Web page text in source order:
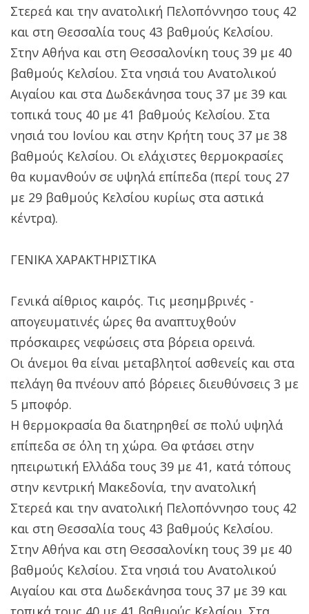
Στερεά και την ανατολική Πελοπόννησο τους 42
και στη Θεσσαλία τους 43 βαθμούς Κελσίου.
Στην Αθήνα και στη Θεσσαλονίκη τους 39 με 40
βαθμούς Κελσίου. Στα νησιά του Ανατολικού
Αιγαίου και στα Δωδεκάνησα τους 37 με 39 και
τοπικά τους 40 με 41 βαθμούς Κελσίου. Στα
νησιά του Ιονίου και στην Κρήτη τους 37 με 38
βαθμούς Κελσίου. Οι ελάχιστες θερμοκρασίες
θα κυμανθούν σε υψηλά επίπεδα (περί τους 27
με 29 βαθμούς Κελσίου κυρίως στα αστικά
κέντρα).
ΓΕΝΙΚΑ ΧΑΡΑΚΤΗΡΙΣΤΙΚΑ
Γενικά αίθριος καιρός. Τις μεσημβρινές -
απογευματινές ώρες θα αναπτυχθούν
πρόσκαιρες νεφώσεις στα βόρεια ορεινά.
Οι άνεμοι θα είναι μεταβλητοί ασθενείς και στα
πελάγη θα πνέουν από βόρειες διευθύνσεις 3 με
5 μποφόρ.
Η θερμοκρασία θα διατηρηθεί σε πολύ υψηλά
επίπεδα σε όλη τη χώρα. Θα φτάσει στην
ηπειρωτική Ελλάδα τους 39 με 41, κατά τόπους
στην κεντρική Μακεδονία, την ανατολική
Στερεά και την ανατολική Πελοπόννησο τους 42
και στη Θεσσαλία τους 43 βαθμούς Κελσίου.
Στην Αθήνα και στη Θεσσαλονίκη τους 39 με 40
βαθμούς Κελσίου. Στα νησιά του Ανατολικού
Αιγαίου και στα Δωδεκάνησα τους 37 με 39 και